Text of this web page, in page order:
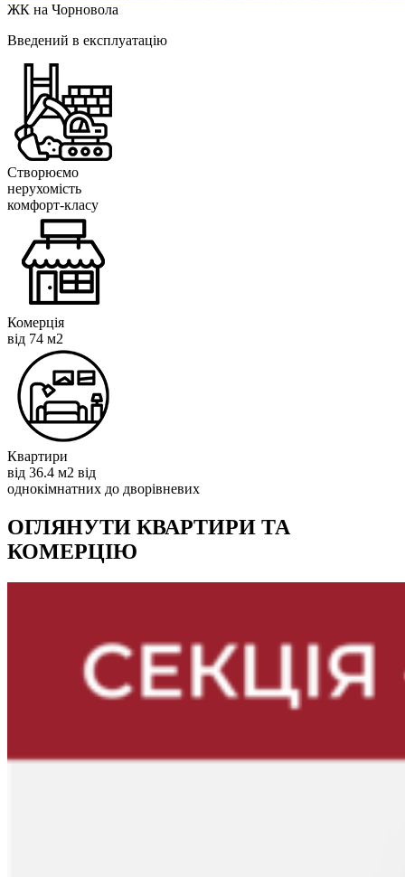
ЖК на Чорновола
Введений в експлуатацію
Створюємо
нерухомість
комфорт-класу
Комерція
від 74 м2
Квартири
від 36.4 м2 від
однокімнатних до дворівневих
ОГЛЯНУТИ КВАРТИРИ ТА
КОМЕРЦІЮ